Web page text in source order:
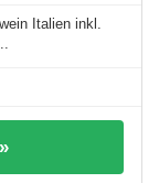
Italien inkl.